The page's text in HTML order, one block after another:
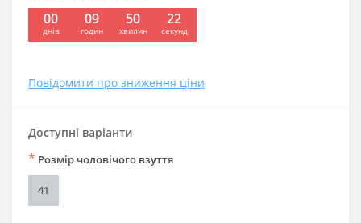
00
днів
09
годин
50
хвилин
22
секунд
Повідомити про зниження ціни
Доступні варіанти
* Розмір чоловічого взуття
41